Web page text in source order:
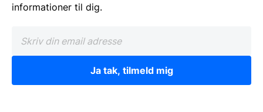
informationer til dig.
Ja tak, tilmeld mig